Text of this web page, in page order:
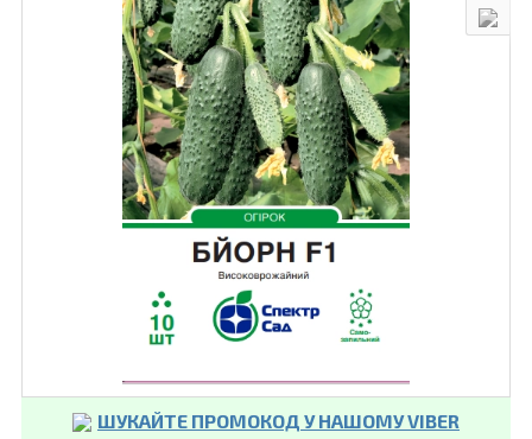
ШУКАЙТЕ ПРОМОКОД У НАШОМУ VIBER